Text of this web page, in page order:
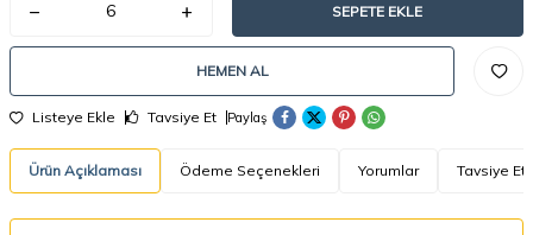
SEPETE EKLE
HEMEN AL
Listeye Ekle Tavsiye Et Paylaş
Ürün Açıklaması Ödeme Seçenekleri Yorumlar Tavsiye Et